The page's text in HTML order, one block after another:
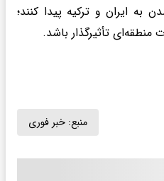
به ایران و ترکیه پیدا کنند؛
تأثیرگذار باشد.
منبع: خبر فوری